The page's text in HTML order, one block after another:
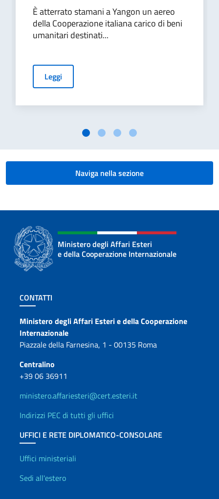
È atterrato stamani a Yangon un aereo
della Cooperazione italiana carico di beni
umanitari destinati...
Leggi
Naviga nella sezione
Ministero degli Affari Esteri
e della Cooperazione Internazionale
Sezione footer
CONTATTI
Contatti
Ministero degli Affari Esteri e della Cooperazione
Internazionale
Piazzale della Farnesina, 1 - 00135 Roma
Centralino
+39 06 36911
ministero.affariesteri@cert.esteri.it
Indirizzi PEC di tutti gli uffici
UFFICI E RETE DIPLOMATICO-CONSOLARE
Uffici e Rete diplomatica
Uffici ministeriali
Sedi all'estero